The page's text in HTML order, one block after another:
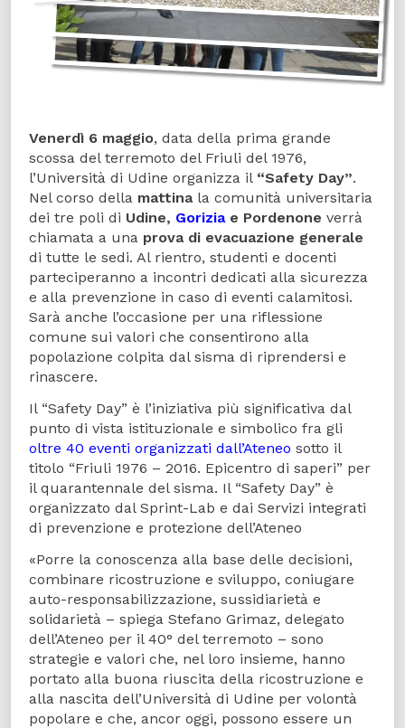
Venerdì 6 maggio, data della prima grande
scossa del terremoto del Friuli del 1976,
l’Università di Udine organizza il “Safety Day”.
Nel corso della mattinala comunità universitaria
dei tre poli di Udine, Gorizia e Pordenone verrà
chiamata a una prova di evacuazione generale
di tutte le sedi. Al rientro, studenti e docenti
parteciperanno a incontri dedicati alla sicurezza
e alla prevenzione in caso di eventi calamitosi.
Sarà anche l’occasione per una riflessione
comune sui valori che consentirono alla
popolazione colpita dal sisma di riprendersi e
rinascere.
Il “Safety Day” è l’iniziativa più significativa dal
punto di vista istituzionale e simbolico fra gli
oltre 40 eventi organizzati dall’Ateneo sotto il
titolo “Friuli 1976 – 2016. Epicentro di saperi” per
il quarantennale del sisma. Il “Safety Day” è
organizzato dal Sprint-Lab e dai Servizi integrati
di prevenzione e protezione dell’Ateneo
«Porre la conoscenza alla base delle decisioni,
combinare ricostruzione e sviluppo, coniugare
auto-responsabilizzazione, sussidiarietà e
solidarietà – spiega Stefano Grimaz, delegato
dell’Ateneo per il 40° del terremoto – sono
strategie e valori che, nel loro insieme, hanno
portato alla buona riuscita della ricostruzione e
alla nascita dell’Università di Udine per volontà
popolare e che, ancor oggi, possono essere un